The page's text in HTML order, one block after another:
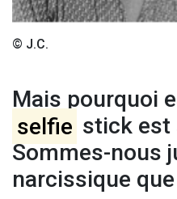
© J.C.
Mais pourquoi
selfie stick est
Sommes-nous
narcissique